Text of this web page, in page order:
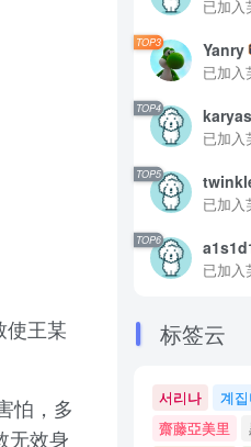
使王某
怕，多
无效身
已加入
TOP3 Yanry
已加入
TOP4
已加入
TOP5
已加入
TOP6
已加入
标签云
서리나 계집
齋藤亞美里